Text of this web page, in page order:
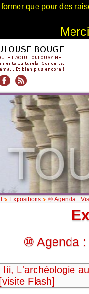
que pour des
Expositions ⑩ Agenda :
⑩ Agenda :
Iii, L'archéologie
Flash]